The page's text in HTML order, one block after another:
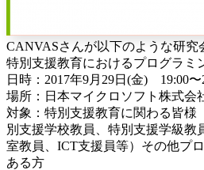
CANVASさんが以下のような研究
特別支援教育におけるプログラミ
日時：2017年9月29日(金) 19:00〜
場所：日本マイクロソフト株式
対象：特別支援教育に関わる皆様
別支援学校教員、特別支援学級教
室教員、ICT支援員等）その他プ
ある方